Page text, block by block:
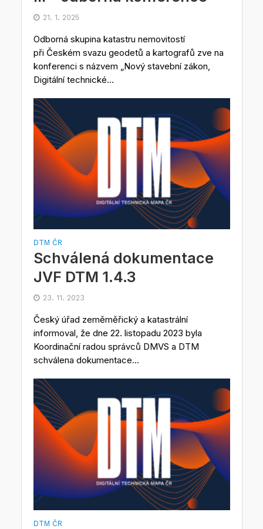
21. 1. 2025
Odborná skupina katastru nemovitostí
při Českém svazu geodetů a kartografů zve na
konferenci s názvem „Nový stavební zákon,
Digitální technické...
DTM ČR
Schválená dokumentace
JVF DTM 1.4.3
23. 11. 2023
Český úřad zeměměřický a katastrální
informoval, že dne 22. listopadu 2023 byla
Koordinační radou správců DMVS a DTM
schválena dokumentace...
DTM ČR